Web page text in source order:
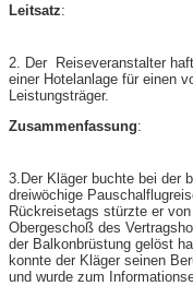
Leitsatz:
2. Der Reiseveranstalter
einer Hotelanlage für einen
Leistungsträger.
Zusammenfassung:
3.Der Kläger buchte bei der
dreiwöchige
Rückreisetags stürzte er
Obergeschoß des
der Balkonbrüstung gelöst
konnte der Kläger seinen
und wurde zum